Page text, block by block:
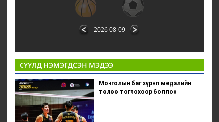
2026-08-09
СҮҮЛД НЭМЭГДСЭН МЭДЭЭ
Монголын баг хүрэл медалийн
төлөө тоглохоор боллоо